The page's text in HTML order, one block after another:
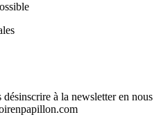
à la newsletter en nous